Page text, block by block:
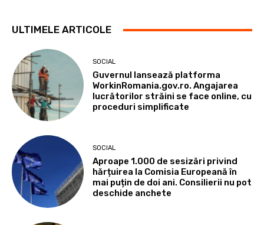
ULTIMELE ARTICOLE
SOCIAL
Guvernul lansează platforma
WorkinRomania.gov.ro. Angajarea
lucrătorilor străini se face online, cu
proceduri simplificate
SOCIAL
Aproape 1.000 de sesizări privind
hărțuirea la Comisia Europeană în
mai puțin de doi ani. Consilierii nu pot
deschide anchete